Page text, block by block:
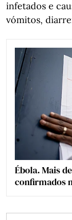
infetados e
vómitos,
Ébola. Mais
confirmados